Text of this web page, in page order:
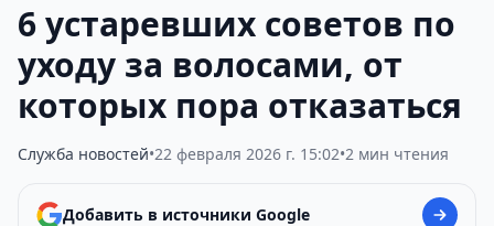
6 устаревших советов по
уходу за волосами, от
которых пора отказаться
Служба новостей•22 февраля 2026 г. 15:02•2 мин чтения
Добавить в источники Google